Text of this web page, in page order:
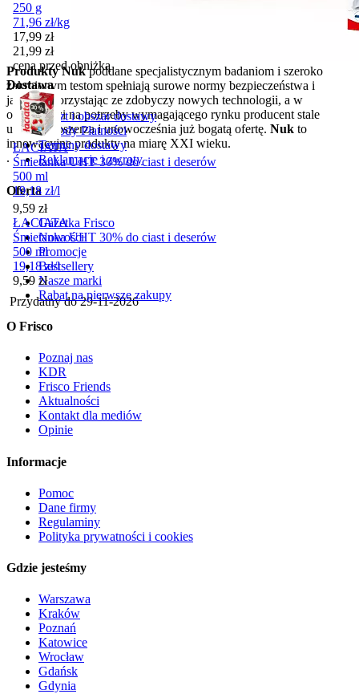
250 g
71,96 zł/kg
Cena promocyjna
17,99 zł
21,99 zł
cena przed obniżką
ŁACIATA
Śmietanka UHT 30% do ciast i deserów
500 ml
19,18 zł/l
Cena
9,59 zł
ŁACIATA
Śmietanka UHT 30% do ciast i deserów
500 ml
19,18 zł/l
Cena
9,59 zł
Przydatny do29-11-2026
Produkty Nukpoddane specjalistycznym badaniom i szeroko
zakrojonym testom spełniają surowe normy bezpieczeństwa i
jakości. Korzystając ze zdobyczy nowych technologii, a w
odpowiedzi na potrzeby wymagającego rynku producent stale
ulepsza, poszerza i unowocześnia już bogatą ofertę. Nuk to
innowacyjne produkty na miarę XXI wieku.
.
Dostawa
Koszt i obszar dostawy
Metody Płatności
Terminy dostawy
Reklamacje i zwroty
Oferta
Gazetka Frisco
Nowości
Promocje
Bestsellery
Nasze marki
Rabat na pierwsze zakupy
O Frisco
Poznaj nas
KDR
Frisco Friends
Aktualności
Kontakt dla mediów
Opinie
Informacje
Pomoc
Dane firmy
Regulaminy
Polityka prywatności i cookies
Gdzie jesteśmy
Warszawa
Kraków
Poznań
Katowice
Wrocław
Gdańsk
Gdynia